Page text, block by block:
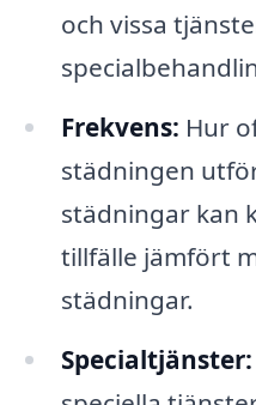
och vissa
Frekvens: Hur
städningen
städningar kan
tillfälle jämfört
städningar.
Specialtjänster: